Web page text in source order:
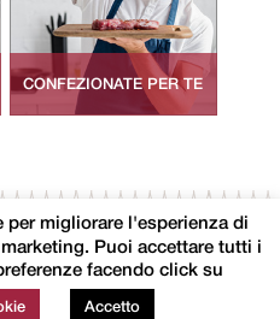
CONFEZIONATE PER TE
Seguici
migliorare l'esperienza di
Puoi accettare tutti i
facendo click su
Accetto